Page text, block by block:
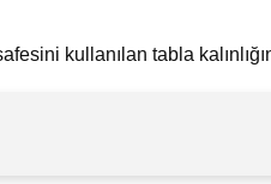
kullanılan tabla